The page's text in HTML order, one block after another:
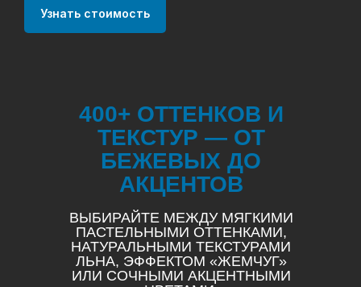
Узнать стоимость
400+ ОТТЕНКОВ И
ТЕКСТУР — ОТ
БЕЖЕВЫХ ДО
АКЦЕНТОВ
ВЫБИРАЙТЕ МЕЖДУ МЯГКИМИ
ПАСТЕЛЬНЫМИ ОТТЕНКАМИ,
НАТУРАЛЬНЫМИ ТЕКСТУРАМИ
ЛЬНА, ЭФФЕКТОМ «ЖЕМЧУГ»
ИЛИ СОЧНЫМИ АКЦЕНТНЫМИ